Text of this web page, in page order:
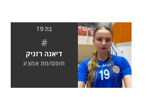
בת 19
#
דיאנה רזניק
חוסם/מת אמצע